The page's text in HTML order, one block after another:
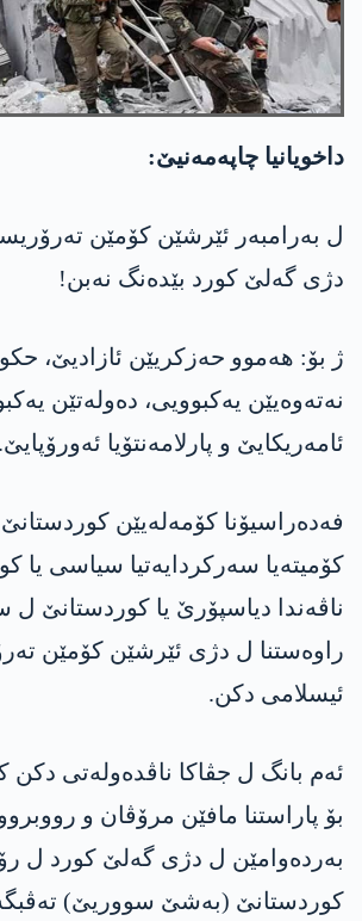
داخویانیا چاپەمەنیێ:
ل بەرامبەر ئێرشێن کۆمێن
دژی گەلێ کورد بێدەنگ نەبن!
ژ بۆ: ھەموو حەزکریێن ئازادیێ،
نەتەوەیێن یەکبوویی، دەولەتێن
ئامەریکایێ و پارلامەنتۆیا ئەورۆپایێ.
فەدەراسیۆنا کۆمەلەیێن
کۆمیتەیا سەرکردایەتیا سیاسی یا
ناڤەندا دیاسپۆرێ یا کوردستانێ ل
راوەستنا ل دژی ئێرشێن کۆمێن
ئیسلامی دکن.
ئەم بانگ ل جڤاکا ناڤدەولەتی
بۆ پاراستنا مافێن مرۆڤان و
بەردەوامێن ل دژی گەلێ کورد ل
کوردستانێ (بەشێ سووریێ)